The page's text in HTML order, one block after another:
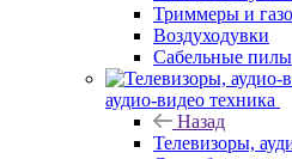
Триммеры и
Воздуходувки
Сабельные пилы
аудио-видео техника
Назад
Телевизоры,